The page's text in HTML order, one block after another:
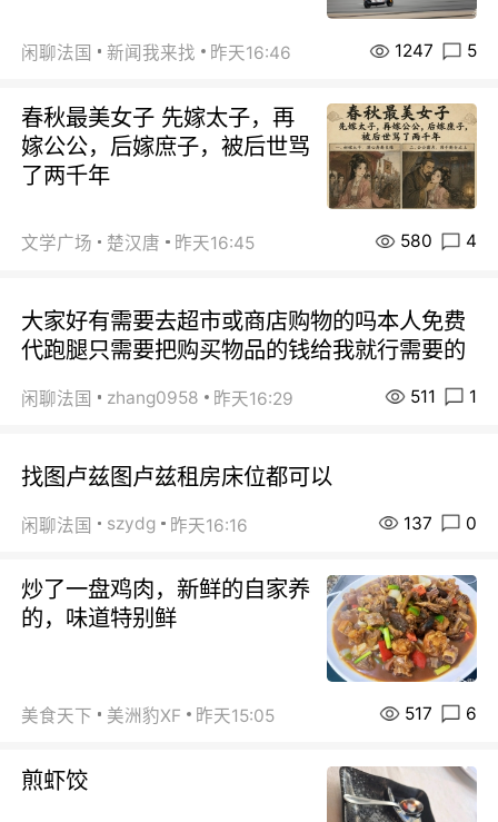
闲聊法国 新闻我来找 昨天16:46 1247 5
春秋最美女子 先嫁太子，再
嫁公公，后嫁庶子，被后世骂
了两千年
文学广场 楚汉唐 昨天16:45 580 4
大家好有需要去超市或商店购物的吗本人免费
代跑腿只需要把购买物品的钱给我就行需要的
闲聊法国 zhang0958 昨天16:29 511 1
找图卢兹图卢兹租房床位都可以
闲聊法国 szydg 昨天16:16 137 0
炒了一盘鸡肉，新鲜的自家养
的，味道特别鲜
美食天下 美洲豹XF 昨天15:05 517 6
煎虾饺